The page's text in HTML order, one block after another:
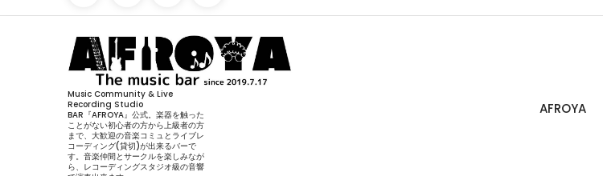
Music Community & Live
Recording Studio
BAR『AFROYA』公式。楽器を触った
ことがない初心者の方から上級者の方
まで、大歓迎の音楽コミュとライブレ
コーディング(貸切)が出来るバーで
す。音楽仲間とサークルを楽しみなが
ら、レコーディングスタジオ級の音響
AFROYA